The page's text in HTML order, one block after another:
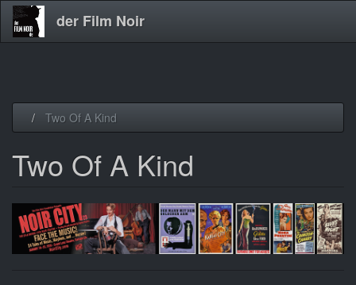
der Film Noir
Two Of A Kind
Two Of A Kind